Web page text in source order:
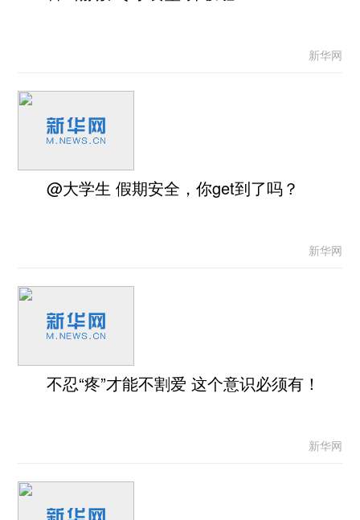
新华网
@大学生 假期安全，你get到了吗？
新华网
不忍“疼”才能不割爱 这个意识必须有！
新华网